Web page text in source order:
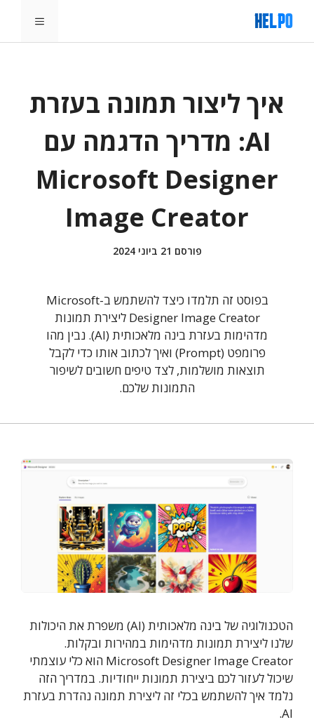
לתוכן
תפריט
איך ליצור תמונה בעזרת
AI: מדריך הדגמה עם
Microsoft Designer
Image Creator
פורסם 21 ביוני 2024
בפוסט זה תלמדו כיצד להשתמש ב-Microsoft
Designer Image Creator ליצירת תמונות
מדהימות בעזרת בינה מלאכותית (AI). נבין מהו
פרומפט (Prompt) ואיך לכתוב אותו כדי לקבל
תוצאות מושלמות, לצד טיפים חשובים לשיפור
התמונות שלכם.
הטכנולוגיה של בינה מלאכותית (AI) משפרת את היכולות
שלנו ליצירת תמונות מדהימות במהירות ובקלות.
Microsoft Designer Image Creator הוא כלי עוצמתי
שיכול לעזור לכם ביצירת תמונות ייחודיות. במדריך הזה
נלמד איך להשתמש בכלי זה ליצירת תמונה נהדרת בעזרת
AI.